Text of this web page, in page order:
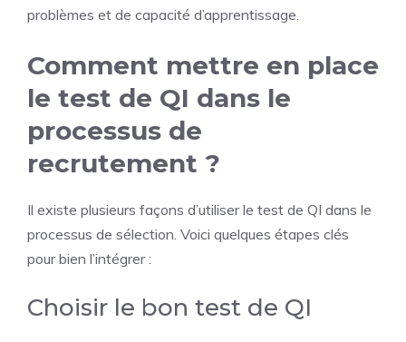
problèmes et de capacité d’apprentissage.
Comment mettre en place
le test de QI dans le
processus de
recrutement ?
Il existe plusieurs façons d’utiliser le test de QI dans le
processus de sélection. Voici quelques étapes clés
pour bien l’intégrer :
Choisir le bon test de QI